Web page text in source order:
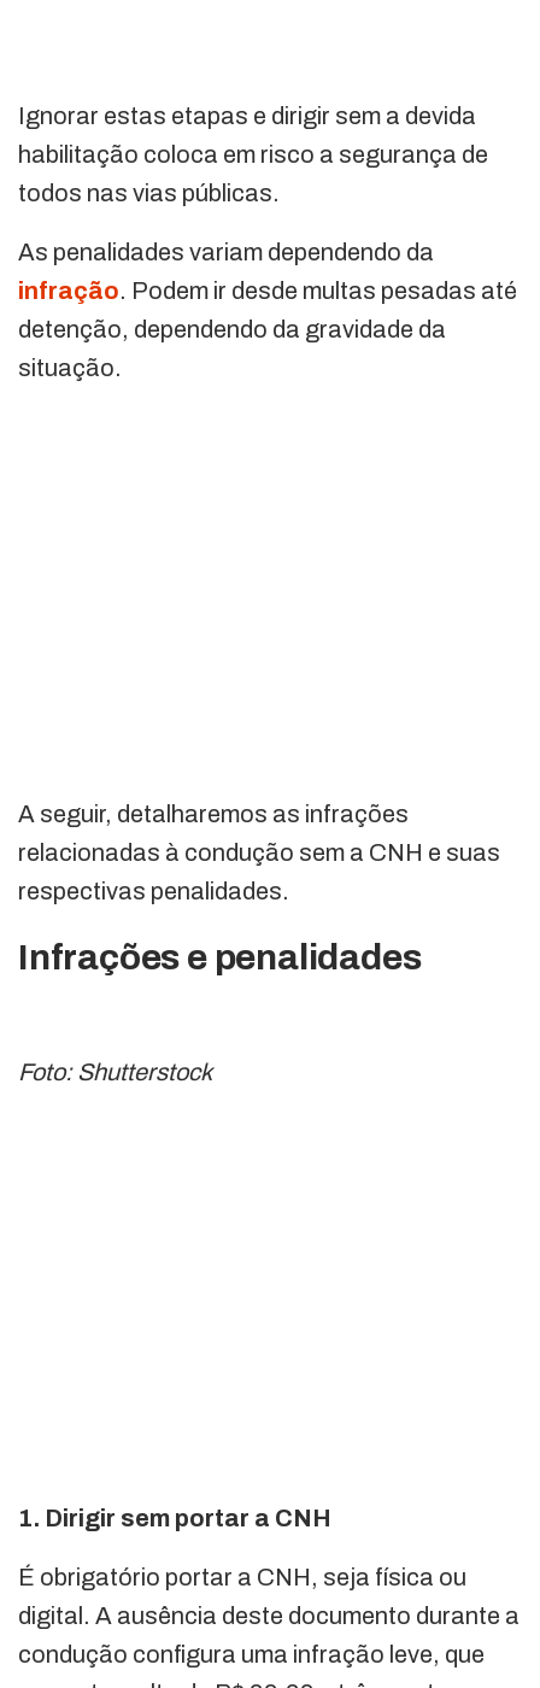
Ignorar estas etapas e dirigir sem a devida
habilitação coloca em risco a segurança de
todos nas vias públicas.
As penalidades variam dependendo da
infração. Podem ir desde multas pesadas até
detenção, dependendo da gravidade da
situação.
A seguir, detalharemos as infrações
relacionadas à condução sem a CNH e suas
respectivas penalidades.
Infrações e penalidades
Foto: Shutterstock
1. Dirigir sem portar a CNH
É obrigatório portar a CNH, seja física ou
digital. A ausência deste documento durante a
condução configura uma infração leve, que